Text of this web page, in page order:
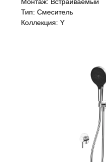
Монтаж: Встраиваемый
Тип: Смеситель
Коллекция: Y